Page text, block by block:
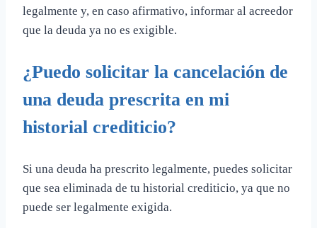
legalmente y, en caso afirmativo, informar al acreedor
que la deuda ya no es exigible.
¿Puedo solicitar la cancelación de
una deuda prescrita en mi
historial crediticio?
Si una deuda ha prescrito legalmente, puedes solicitar
que sea eliminada de tu historial crediticio, ya que no
puede ser legalmente exigida.